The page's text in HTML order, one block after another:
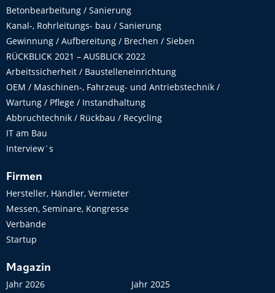
Betonbearbeitung / Sanierung
Kanal-, Rohrleitungs- bau / Sanierung
Gewinnung / Aufbereitung / Brechen / Sieben
RÜCKBLICK 2021 – AUSBLICK 2022
Arbeitssicherheit / Baustelleneinrichtung
OEM / Maschinen-, Fahrzeug- und Antriebstechnik /
Wartung / Pflege / Instandhaltung
Abbruchtechnik / Rückbau / Recycling
IT am Bau
Interview´s
Firmen
Hersteller, Händler, Vermieter
Messen, Seminare, Kongresse
Verbände
Startup
Magazin
Jahr 2026
Jahr 2025